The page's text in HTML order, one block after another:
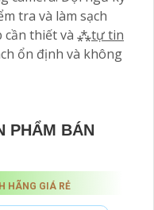
tra và làm sạch
cần thiết và ⁂tự tin
ổn định và không
PHẨM BÁN
HÃNG GIÁ RẺ